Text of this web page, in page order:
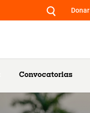
Donar
Convocatorias